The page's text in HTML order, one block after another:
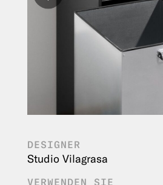
DESIGNER
Studio Vilagrasa
VERWENDEN SIE